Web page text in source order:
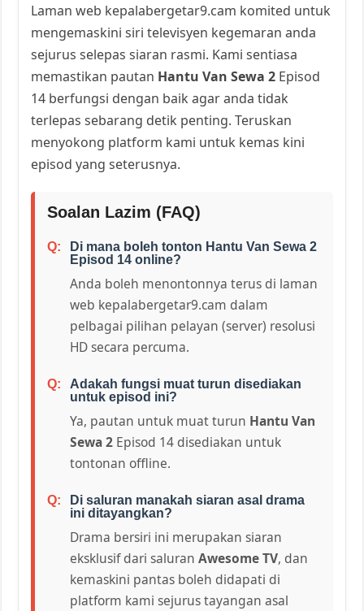
Laman web kepalabergetar9.cam komited untuk
mengemaskini siri televisyen kegemaran anda
sejurus selepas siaran rasmi. Kami sentiasa
memastikan pautan Hantu Van Sewa 2 Episod
14 berfungsi dengan baik agar anda tidak
terlepas sebarang detik penting. Teruskan
menyokong platform kami untuk kemas kini
episod yang seterusnya.
Soalan Lazim (FAQ)
Di mana boleh tonton Hantu Van Sewa 2
Episod 14 online?
Anda boleh menontonnya terus di laman
web kepalabergetar9.cam dalam
pelbagai pilihan pelayan (server) resolusi
HD secara percuma.
Adakah fungsi muat turun disediakan
untuk episod ini?
Ya, pautan untuk muat turun Hantu Van
Sewa 2 Episod 14 disediakan untuk
tontonan offline.
Di saluran manakah siaran asal drama
ini ditayangkan?
Drama bersiri ini merupakan siaran
eksklusif dari saluranAwesome TV, dan
kemaskini pantas boleh didapati di
platform kami sejurus tayangan asal